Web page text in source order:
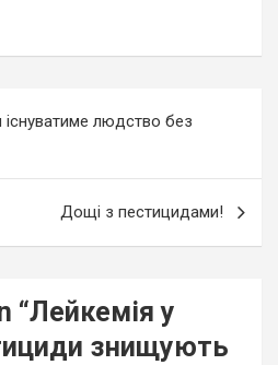
існуватиме людство без
Дощі з пестицидами!
“Лейкемія у
знищують